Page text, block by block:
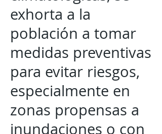
exhorta a la
población a tomar
medidas preventivas
para evitar riesgos,
especialmente en
zonas propensas a
inundaciones o con